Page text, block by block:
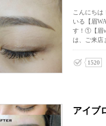
こんにちは
いる【眉
す！①【眉
は、ご来店
1520
アイブ